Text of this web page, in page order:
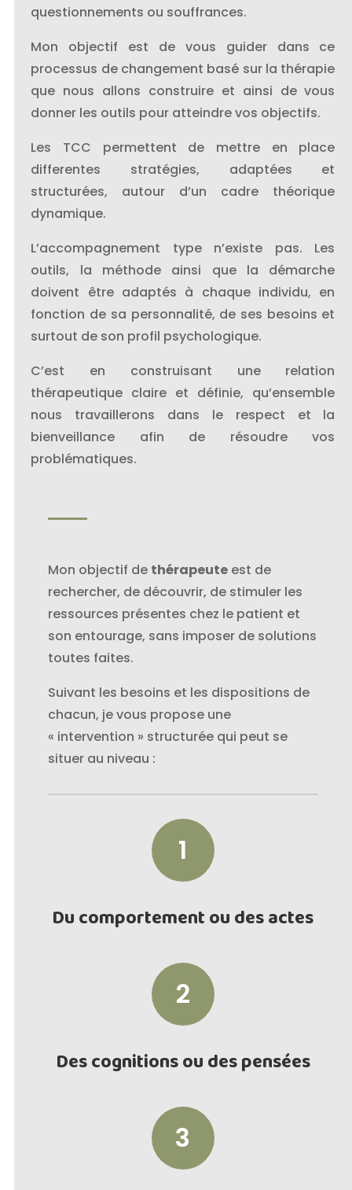
questionnements ou souffrances.
Mon objectif est de vous guider dans ce
processus de changement basé sur la thérapie
que nous allons construire et ainsi de vous
donner les outils pour atteindre vos objectifs.
Les TCC permettent de mettre en place
differentes stratégies, adaptées et
structurées, autour d’un cadre théorique
dynamique.
L’accompagnement type n’existe pas. Les
outils, la méthode ainsi que la démarche
doivent être adaptés à chaque individu, en
fonction de sa personnalité, de ses besoins et
surtout de son profil psychologique.
C’est en construisant une relation
thérapeutique claire et définie, qu’ensemble
nous travaillerons dans le respect et la
bienveillance afin de résoudre vos
problématiques.
Mon objectif de thérapeuteest de
rechercher, de découvrir, de stimuler les
ressources présentes chez le patient et
son entourage, sans imposer de solutions
toutes faites.
Suivant les besoins et les dispositions de
chacun, je vous propose une
« intervention » structurée qui peut se
situer au niveau :
1
Du comportement ou des actes
2
Des cognitions ou des pensées
3